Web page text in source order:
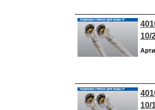
10/
10/